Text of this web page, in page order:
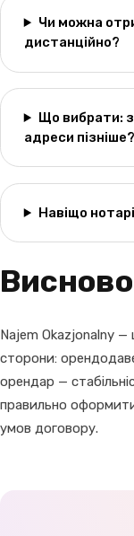
Чи можна
дистанційно?
Що вибрати:
адреси пізніше?
Навіщо
Najem Okazjonalny
сторони:
орендар —
правильно
умов договору.